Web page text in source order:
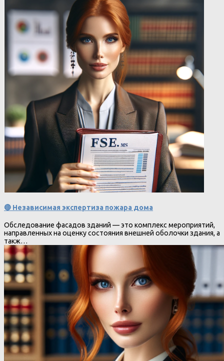
🔴 Независимая экспертиза пожара дома
Обследование фасадов зданий — это комплекс мероприятий,
направленных на оценку состояния внешней оболочки здания, а
такж…